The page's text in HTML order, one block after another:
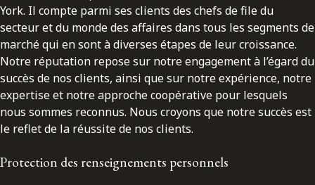
York. Il compte parmi ses clients des chefs de file du
secteur et du monde des affaires dans tous les segments de
marché qui en sont à diverses étapes de leur croissance.
Notre réputation repose sur notre engagement à l’égard du
succès de nos clients, ainsi que sur notre expérience, notre
expertise et notre approche coopérative pour lesquels
nous sommes reconnus. Nous croyons que notre succès est
le reflet de la réussite de nos clients.
Protection des renseignements personnels